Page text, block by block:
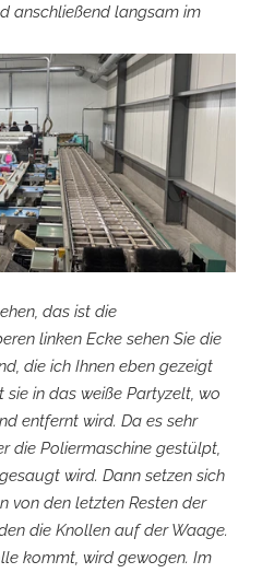
anschließend langsam im
das ist die
linken Ecke sehen Sie die
die ich Ihnen eben gezeigt
in das weiße Partyzelt, wo
entfernt wird. Da es sehr
die Poliermaschine gestülpt,
wird. Dann setzen sich
von den letzten Resten der
die Knollen auf der Waage.
kommt, wird gewogen. Im